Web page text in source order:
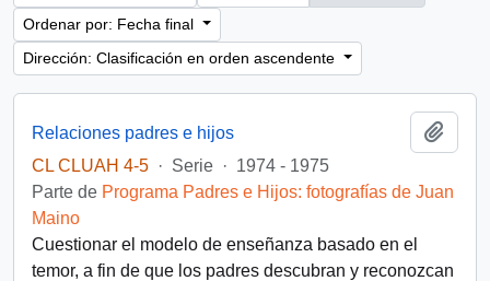
Ordenar por: Fecha final
Dirección: Clasificación en orden ascendente
Relaciones padres e hijos
CL CLUAH 4-5 · Serie · 1974 - 1975
Parte de Programa Padres e Hijos: fotografías de Juan
Maino
Cuestionar el modelo de enseñanza basado en el
temor, a fin de que los padres descubran y reconozcan